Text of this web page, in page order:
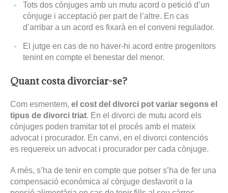
Tots dos cònjuges amb un mutu acord o petició d’un
cònjuge i acceptació per part de l’altre. En cas
d’arribar a un acord es fixarà en el conveni regulador.
El jutge en cas de no haver-hi acord entre progenitors
tenint en compte el benestar del menor.
Quant costa divorciar-se?
Com esmentem, el cost del divorci pot variar segons el
tipus de divorci triat. En el divorci de mutu acord els
cònjuges poden tramitar tot el procés amb el mateix
advocat i procurador. En canvi, en el divorci contenciós
es requereix un advocat i procurador per cada cònjuge.
A més, s’ha de tenir en compte que potser s’ha de fer una
compensació econòmica al cònjuge desfavorit o la